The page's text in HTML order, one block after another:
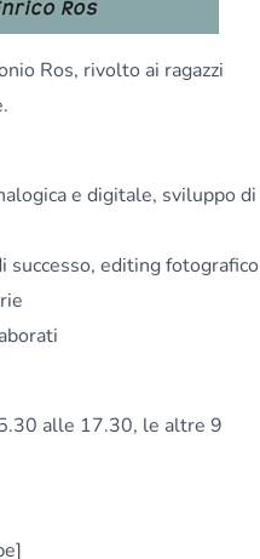
Ros, rivolto ai ragazzi
e digitale, sviluppo di
successo, editing fotografico
alle 17.30, le altre 9